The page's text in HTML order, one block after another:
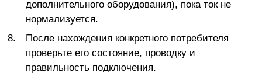
дополнительного оборудования), пока ток не
нормализуется.
После нахождения конкретного потребителя
проверьте его состояние, проводку и
правильность подключения.